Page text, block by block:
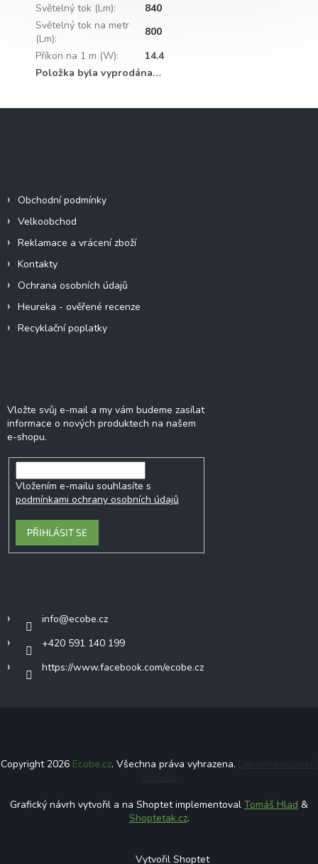
Světelný tok (Lm):
840
Světelný tok na metr
(Lm):
800
Příkon na 1 m (W):
14.4
Položka byla vyprodána…
Obchodní podmínky
Velkoobchod
Reklamace a vrácení zboží
Kontakty
Ochrana osobních údajů
Heureka - ověřené recenze
Recyklační poplatky
Vložte svůj e-mail a my vám budeme zasílat
informace o nových produktech na našem
e-shopu.
Vložením e-mailu souhlasíte s
podmínkami ochrany osobních údajů
PŘIHLÁSIT SE
info@ecobe.cz
+420 591 140 199
https://www.facebook.com/ecobe.cz
Copyright 2026 Ecobe.cz. Všechna práva vyhrazena.
Grafický návrh vytvořil a na Shoptet implementoval Tomáš Hlad &
Shoptetak.cz.
Vytvořil Shoptet